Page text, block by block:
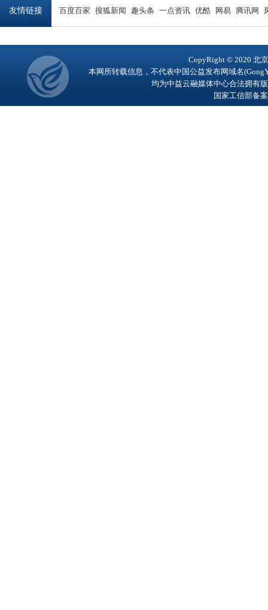
友情链接 百度百家 搜狐新闻 趣头条 一点资讯 优酷 网易 腾讯网
CopyRight © 2020 北
本网所转载信息，不代表中国公益发布网域名
均为中益云融媒体中心合法拥有
国家工信部备